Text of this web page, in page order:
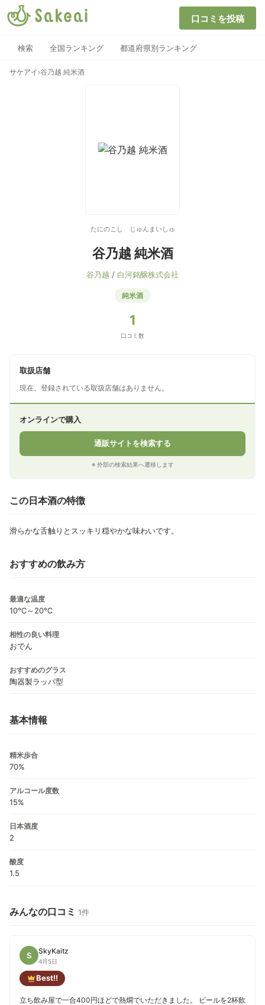
口コミを投稿
検索 全国ランキング 都道府県別ランキング
サケアイ ›谷乃越 純米酒
たにのこし じゅんまいしゅ
谷乃越 純米酒
谷乃越 / 白河銘醸株式会社
純米酒
1
口コミ数
取扱店舗
現在、登録されている取扱店舗はありません。
オンラインで購入
通販サイトを検索する
※ 外部の検索結果へ遷移します
この日本酒の特徴
滑らかな舌触りとスッキリ穏やかな味わいです。
おすすめの飲み方
最適な温度
10℃～20℃
相性の良い料理
おでん
おすすめのグラス
陶器製ラッパ型
基本情報
精米歩合
70%
アルコール度数
15%
日本酒度
2
酸度
1.5
みんなの口コミ 1件
S SkyKaitz
4月5日
Best!!
立ち飲み屋で一合400円ほどで熱燗でいただきました。 ビールを2杯飲